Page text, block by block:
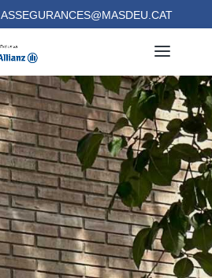
ASSEGURANCES@MASDEU.CAT